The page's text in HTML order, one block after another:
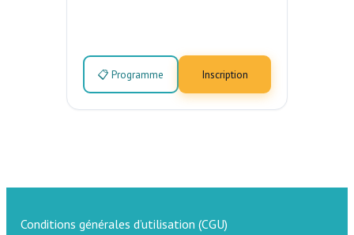
📋 Programme Inscription
Conditions générales d’utilisation (CGU)